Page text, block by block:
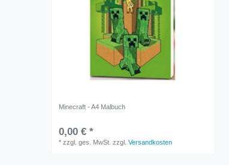
Minecraft - A4 Malbuch
0,00 € *
*zzgl. ges. MwSt. zzgl.Versandkosten